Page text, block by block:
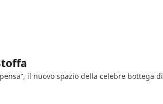
il nuovo spazio della celebre bottega di